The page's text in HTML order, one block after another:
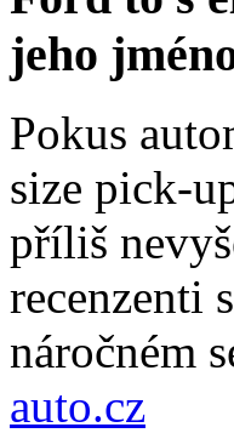
jeho
Pokus
size pick-
příliš
recenzenti
náročném
auto.cz